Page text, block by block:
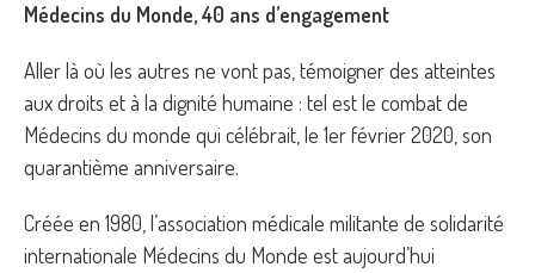
Médecins du Monde, 40 ans d’engagement
Aller là où les autres ne vont pas, témoigner des atteintes
aux droits et à la dignité humaine : tel est le combat de
Médecins du monde qui célébrait, le 1er février 2020, son
quarantième anniversaire.
Créée en 1980, l’association médicale militante de solidarité
internationale Médecins du Monde est aujourd’hui